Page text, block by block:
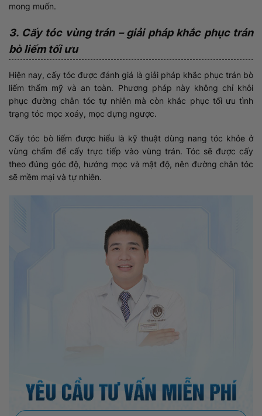
mong muốn.
3. Cấy tóc vùng trán – giải pháp khắc phục trán
bò liếm tối ưu
Hiện nay, cấy tóc được đánh giá là giải pháp khắc phục trán bò
liếm thẩm mỹ và an toàn. Phương pháp này không chỉ khôi
phục đường chân tóc tự nhiên mà còn khắc phục tối ưu tình
trạng tóc mọc xoáy, mọc dựng ngược.
Cấy tóc bò liếm được hiểu là kỹ thuật dùng nang tóc khỏe ở
vùng chẩm để cấy trực tiếp vào vùng trán. Tóc sẽ được cấy
theo đúng góc độ, hướng mọc và mật độ, nên đường chân tóc
sẽ mềm mại và tự nhiên.